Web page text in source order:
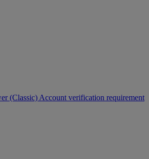
(Classic) Account verification requirement